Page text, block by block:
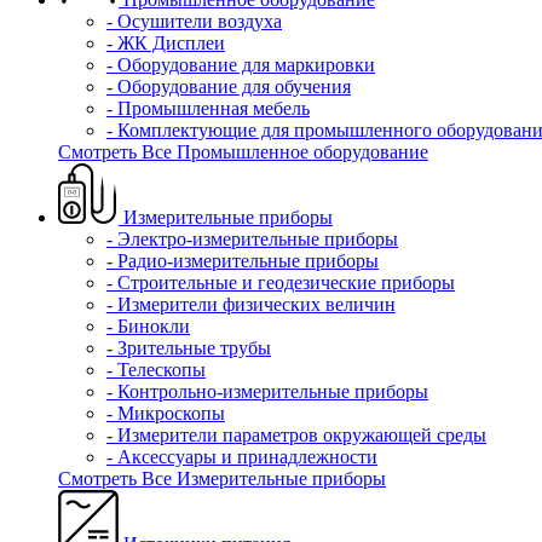
- Осушители воздуха
- ЖК Дисплеи
- Оборудование для маркировки
- Оборудование для обучения
- Промышленная мебель
- Комплектующие для промышленного
Смотреть Все Промышленное оборудование
Измерительные приборы
- Электро-измерительные приборы
- Радио-измерительные приборы
- Строительные и геодезические приборы
- Измерители физических величин
- Бинокли
- Зрительные трубы
- Телескопы
- Контрольно-измерительные приборы
- Микроскопы
- Измерители параметров окружающей среды
- Аксессуары и принадлежности
Смотреть Все Измерительные приборы